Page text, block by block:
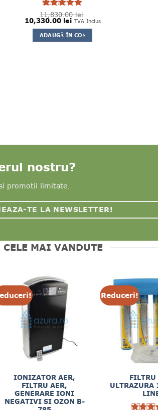
Evaluat la
5din 5
11,830.00lei
Prețul
inițial
11,830.00 lei.
10,330.00 leiPrețul
curent
este:
10,330.00 lei.
TVA Inclus
ADAUGĂ ÎN COȘ
nostru?
promotii limitate.
TE LA NEWSLETTER!
CELE MAI VANDUTE
IONIZATOR AER,
FILTRU AER,
GENERARE IONI
NEGATIVI SI OZON B-
Reduceri!
FILTRU
ULTRAZURA